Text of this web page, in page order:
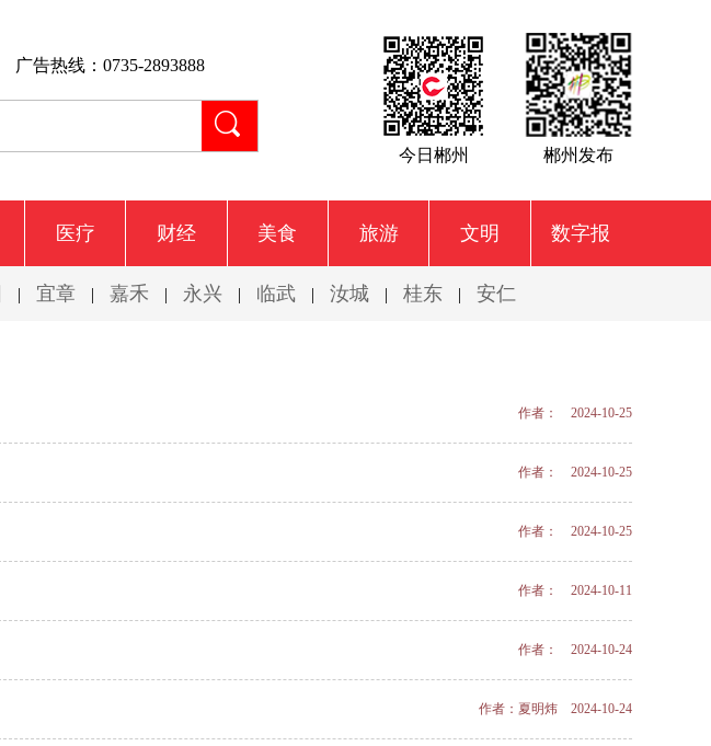
广告热线：0735-2893888
今日郴州 郴州发布
医疗 财经 美食 旅游 文明 数字报
| 宜章 | 嘉禾 | 永兴 | 临武 | 汝城 | 桂东 | 安仁
作者： 2024-10-25
作者： 2024-10-25
作者： 2024-10-25
作者： 2024-10-11
作者： 2024-10-24
作者：夏明炜 2024-10-24